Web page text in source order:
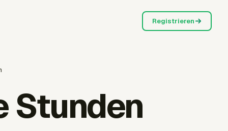
Registrieren
Stunden